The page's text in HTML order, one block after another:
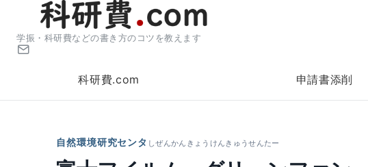
学振・科研費などの書き方のコツを教えます
科研費.com 申請書添削
自然環境研究センタ しぜんかんきょうけんきゅうせんたー